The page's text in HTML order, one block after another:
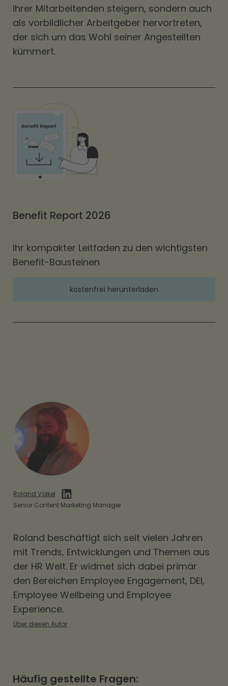
ihrer Mitarbeitenden steigern, sondern auch
als vorbildlicher Arbeitgeber hervortreten,
der sich um das Wohl seiner Angestellten
kümmert.
Benefit Report 2026
Ihr kompakter Leitfaden zu den wichtigsten
Benefit-Bausteinen
kostenfrei herunterladen
Roland Völkel
Senior Content Marketing Manager
Roland beschäftigt sich seit vielen Jahren
mit Trends, Entwicklungen und Themen aus
der HR Welt. Er widmet sich dabei primär
den Bereichen Employee Engagement, DEI,
Employee Wellbeing und Employee
Experience.
Über diesen Autor
Häufig gestellte Fragen: